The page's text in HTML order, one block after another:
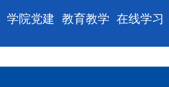
学院党建 教育教学 在线学习